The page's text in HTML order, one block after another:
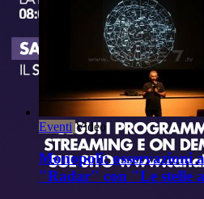
Eventi Video
Monopoli: osservazioni
"Radar" con "Le stelle